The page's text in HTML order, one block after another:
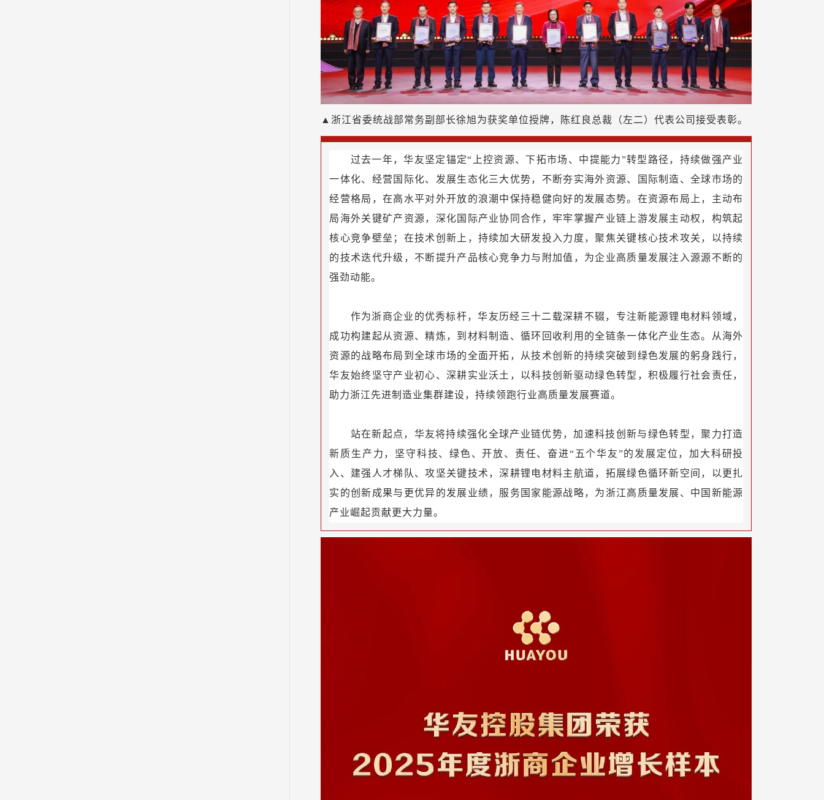
▲浙江省委统战部常务副部长徐旭为获奖单位授牌，陈红良总裁（左二）代表公司接受表彰。
过去一年，华友坚定锚定“上控资源、下拓市场、中提能力”转型路径，持续做强产业
一体化、经营国际化、发展生态化三大优势，不断夯实海外资源、国际制造、全球市场的
经营格局，在高水平对外开放的浪潮中保持稳健向好的发展态势。在资源布局上，主动布
局海外关键矿产资源，深化国际产业协同合作，牢牢掌握产业链上游发展主动权，构筑起
核心竞争壁垒；在技术创新上，持续加大研发投入力度，聚焦关键核心技术攻关，以持续
的技术迭代升级，不断提升产品核心竞争力与附加值，为企业高质量发展注入源源不断的
强劲动能。
作为浙商企业的优秀标杆，华友历经三十二载深耕不辍，专注新能源锂电材料领域，
成功构建起从资源、精炼，到材料制造、循环回收利用的全链条一体化产业生态。从海外
资源的战略布局到全球市场的全面开拓，从技术创新的持续突破到绿色发展的躬身践行，
华友始终坚守产业初心、深耕实业沃土，以科技创新驱动绿色转型，积极履行社会责任，
助力浙江先进制造业集群建设，持续领跑行业高质量发展赛道。
站在新起点，华友将持续强化全球产业链优势，加速科技创新与绿色转型，聚力打造
新质生产力，坚守科技、绿色、开放、责任、奋进“五个华友”的发展定位，加大科研投
入、建强人才梯队、攻坚关键技术，深耕锂电材料主航道，拓展绿色循环新空间，以更扎
实的创新成果与更优异的发展业绩，服务国家能源战略，为浙江高质量发展、中国新能源
产业崛起贡献更大力量。